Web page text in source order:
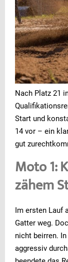
Nach Platz 21
Start und
14 vor – ein
gut
Moto 1:
zähem
Im ersten Lauf
Gatter weg.
nicht beirren.
aggressiv